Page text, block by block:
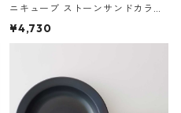
ニキューブ ストーンサンドカラー
石調 ideaco Umbrella Stand CUB
E ストーンサンドブラック
¥4,730